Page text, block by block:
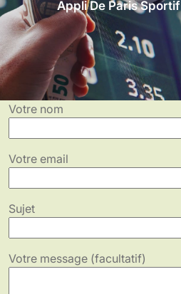
Appli De Paris Sportif
Votre nom
Votre email
Sujet
Votre message (facultatif)